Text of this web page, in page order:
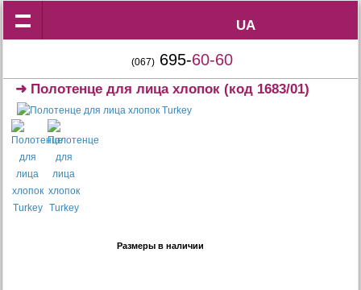
UA
UA
(067) 695-60-60
➜ Полотенце для лица хлопок (код 1683/01)
Размеры в наличии